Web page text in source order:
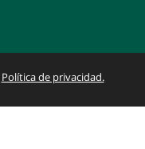
Política de privacidad.